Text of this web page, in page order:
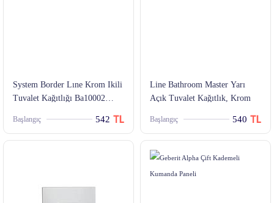
System Border Lıne Krom Ikili
Tuvalet Kağıtlığı Ba10002
Başlangıç 542
Line Bathroom Master Yarı
Açık Tuvalet Kağıtlık, Krom
Başlangıç 540